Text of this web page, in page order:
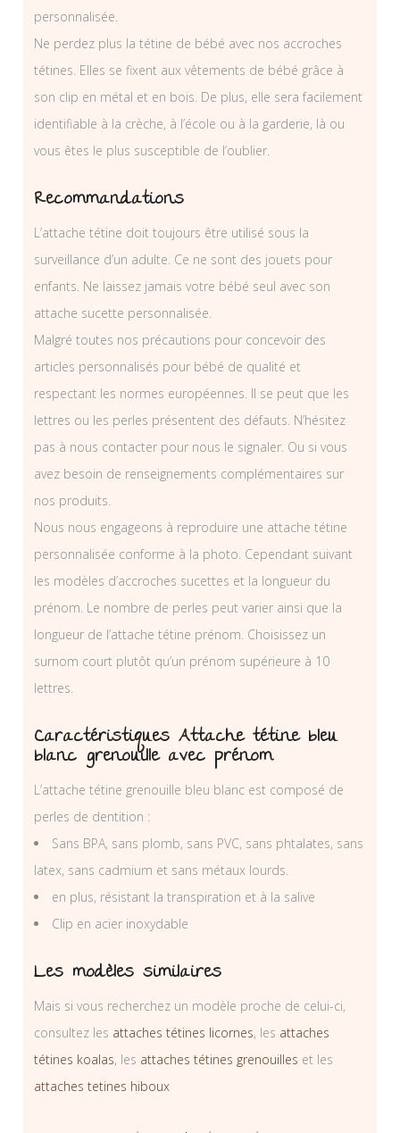
personnalisée.
Ne perdez plus la tétine de bébé avec nos accroches
tétines. Elles se fixent aux vêtements de bébé grâce à
son clip en métal et en bois. De plus, elle sera facilement
identifiable à la crèche, à l’école ou à la garderie, là ou
vous êtes le plus susceptible de l’oublier.
Recommandations
L’attache tétine doit toujours être utilisé sous la
surveillance d’un adulte. Ce ne sont des jouets pour
enfants. Ne laissez jamais votre bébé seul avec son
attache sucette personnalisée.
Malgré toutes nos précautions pour concevoir des
articles personnalisés pour bébé de qualité et
respectant les normes européennes. Il se peut que les
lettres ou les perles présentent des défauts. N’hésitez
pas à nous contacter pour nous le signaler. Ou si vous
avez besoin de renseignements complémentaires sur
nos produits.
Nous nous engageons à reproduire une attache tétine
personnalisée conforme à la photo. Cependant suivant
les modèles d’accroches sucettes et la longueur du
prénom. Le nombre de perles peut varier ainsi que la
longueur de l’attache tétine prénom. Choisissez un
surnom court plutôt qu’un prénom supérieure à 10
lettres.
Caractéristiques Attache tétine bleu
blanc grenouille avec prénom
L’attache tétine grenouille bleu blanc est composé de
perles de dentition :
Sans BPA, sans plomb, sans PVC, sans phtalates, sans
latex, sans cadmium et sans métaux lourds.
en plus, résistant la transpiration et à la salive
Clip en acier inoxydable
Les modèles similaires
Mais si vous recherchez un modèle proche de celui-ci,
consultez les attaches tétines licornes, les attaches
tétines koalas, les attaches tétines grenouilles et les
attaches tetines hiboux